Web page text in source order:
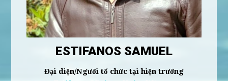
ESTIFANOS SAMUEL
Đại diện/Người tổ chức tại hiện trường